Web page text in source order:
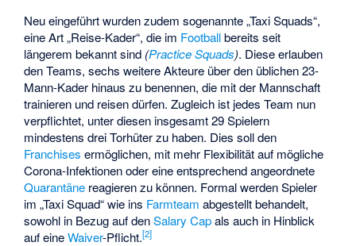
Neu eingeführt wurden zudem sogenannte „Taxi Squads“,
eine Art „Reise-Kader“, die im Footballbereits seit
längerem bekannt sind (Practice Squads). Diese erlauben
den Teams, sechs weitere Akteure über den üblichen 23-
Mann-Kader hinaus zu benennen, die mit der Mannschaft
trainieren und reisen dürfen. Zugleich ist jedes Team nun
verpflichtet, unter diesen insgesamt 29 Spielern
mindestens drei Torhüter zu haben. Dies soll den
Franchises ermöglichen, mit mehr Flexibilität auf mögliche
Corona-Infektionen oder eine entsprechend angeordnete
Quarantäne reagieren zu können. Formal werden Spieler
im „Taxi Squad“ wie ins Farmteam abgestellt behandelt,
sowohl in Bezug auf denSalary Capals auch in Hinblick
auf eineWaiver-Pflicht.[2]